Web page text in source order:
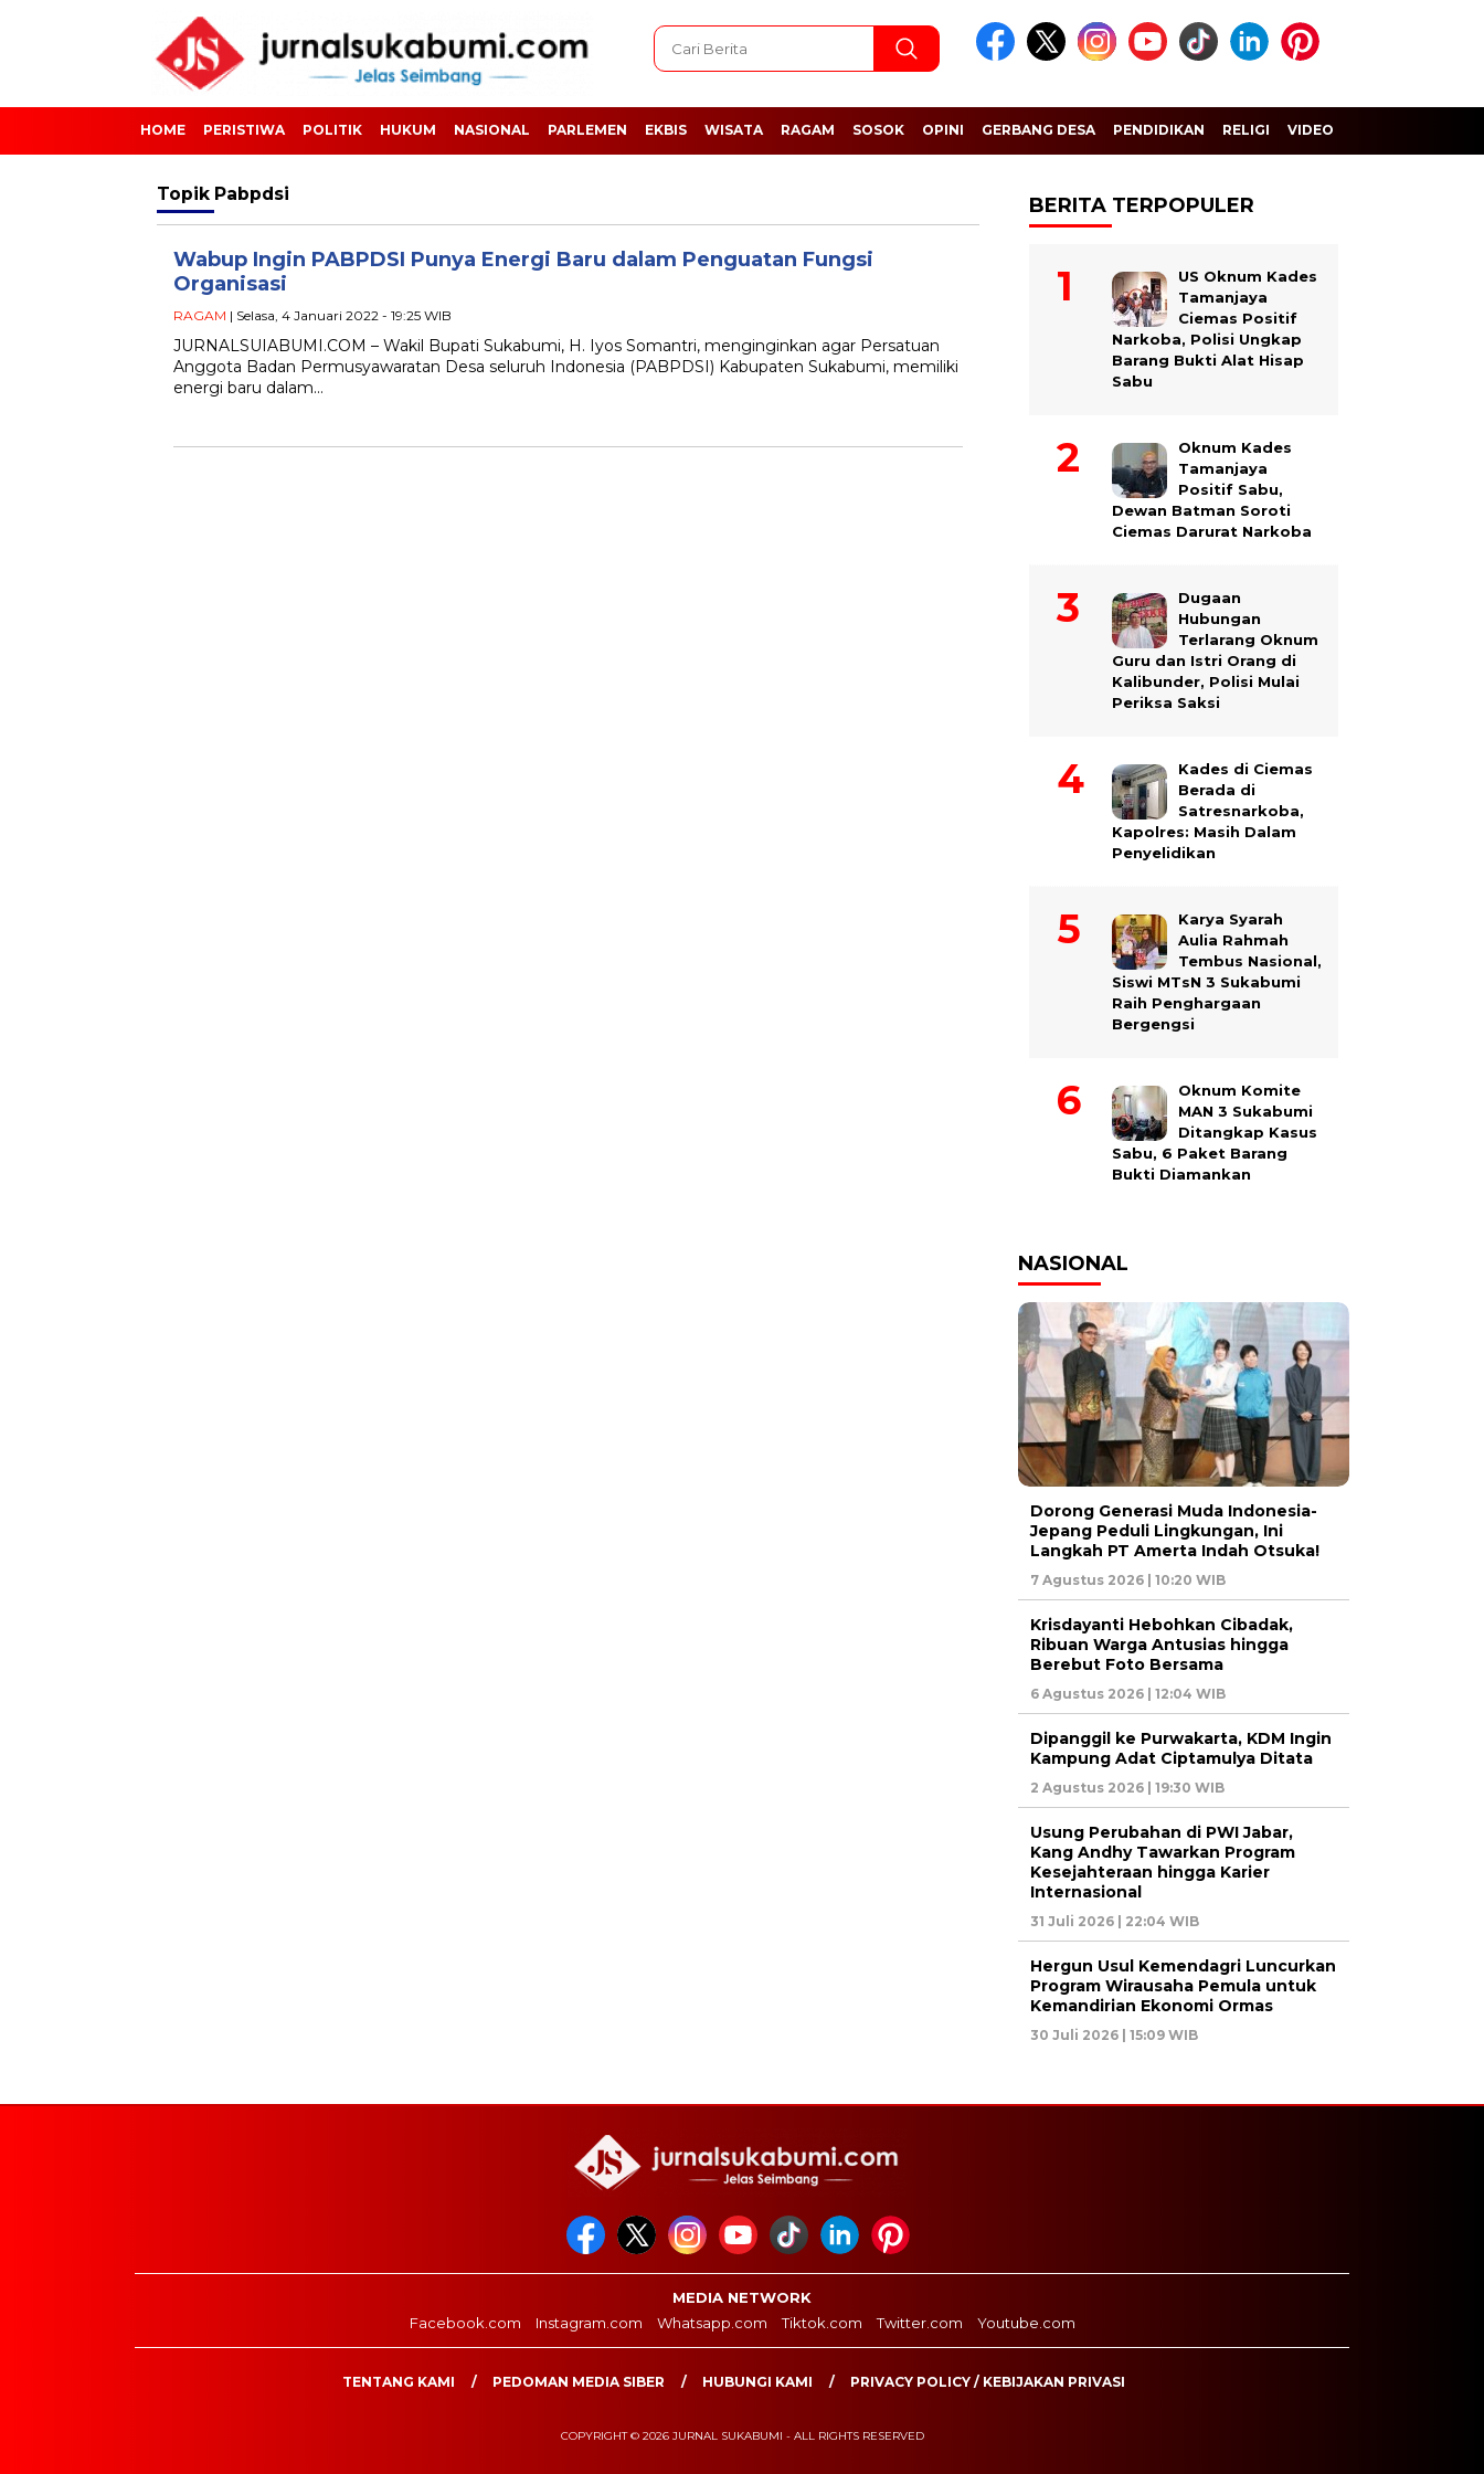
HOME PERISTIWA POLITIK HUKUM NASIONAL PARLEMEN EKBIS WISATA RAGAM SOSOK OPINI GERBANG DESA PENDIDIKAN RELIGI VIDEO
Topik Pabpdsi
Wabup Ingin PABPDSI Punya Energi Baru dalam Penguatan Fungsi
Organisasi
RAGAM | Selasa, 4 Januari 2022 - 19:25 WIB
JURNALSUIABUMI.COM – Wakil Bupati Sukabumi, H. Iyos Somantri, menginginkan agar Persatuan
Anggota Badan Permusyawaratan Desa seluruh Indonesia (PABPDSI) Kabupaten Sukabumi, memiliki
energi baru dalam…
BERITA TERPOPULER
US Oknum Kades
Tamanjaya
Ciemas Positif
Narkoba, Polisi Ungkap
Barang Bukti Alat Hisap
Sabu
Oknum Kades
Tamanjaya
Positif Sabu,
Dewan Batman Soroti
Ciemas Darurat Narkoba
Dugaan
Hubungan
Terlarang Oknum
Guru dan Istri Orang di
Kalibunder, Polisi Mulai
Periksa Saksi
Kades di Ciemas
Berada di
Satresnarkoba,
Kapolres: Masih Dalam
Penyelidikan
Karya Syarah
Aulia Rahmah
Tembus Nasional,
Siswi MTsN 3 Sukabumi
Raih Penghargaan
Bergengsi
Oknum Komite
MAN 3 Sukabumi
Ditangkap Kasus
Sabu, 6 Paket Barang
Bukti Diamankan
NASIONAL
Dorong Generasi Muda Indonesia-
Jepang Peduli Lingkungan, Ini
Langkah PT Amerta Indah Otsuka!
7 Agustus 2026 | 10:20 WIB
Krisdayanti Hebohkan Cibadak,
Ribuan Warga Antusias hingga
Berebut Foto Bersama
6 Agustus 2026 | 12:04 WIB
Dipanggil ke Purwakarta, KDM Ingin
Kampung Adat Ciptamulya Ditata
2 Agustus 2026 | 19:30 WIB
Usung Perubahan di PWI Jabar,
Kang Andhy Tawarkan Program
Kesejahteraan hingga Karier
Internasional
31 Juli 2026 | 22:04 WIB
Hergun Usul Kemendagri Luncurkan
Program Wirausaha Pemula untuk
Kemandirian Ekonomi Ormas
30 Juli 2026 | 15:09 WIB
MEDIA NETWORK
Facebook.com
Instagram.com Whatsapp.com Tiktok.com Twitter.com Youtube.com
TENTANG KAMI PEDOMAN MEDIA SIBER HUBUNGI KAMI PRIVACY POLICY / KEBIJAKAN PRIVASI
COPYRIGHT © 2026 JURNAL SUKABUMI - ALL RIGHTS RESERVED